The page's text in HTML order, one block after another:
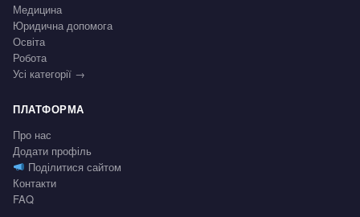
Медицина
Юридична допомога
Освіта
Робота
Усі категорії →
ПЛАТФОРМА
Про нас
Додати профіль
Поділитися сайтом
Контакти
FAQ